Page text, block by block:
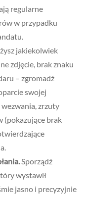
regularne
w przypadku
jakiekolwiek
zdjęcie, brak znaku
– zgromadź
swojej
zrzuty
(pokazujące brak
Sporządź
wystawił
jasno i precyzyjnie